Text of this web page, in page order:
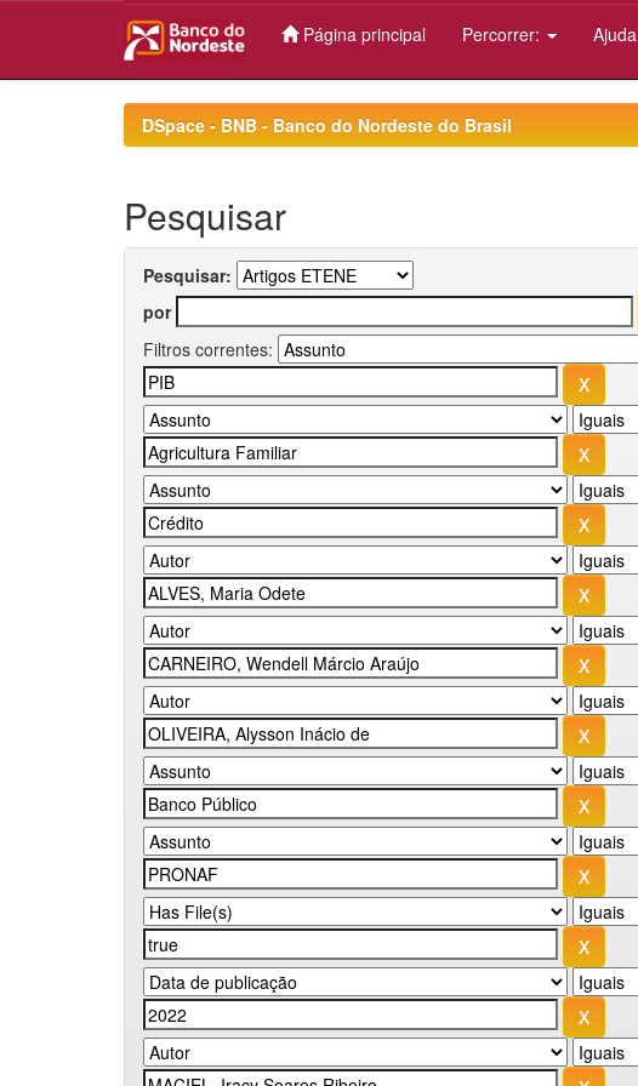
Página principal Percorrer: Ajuda
DSpace - BNB - Banco do Nordeste do Brasil
Pesquisar
Pesquisar:
por
Filtros correntes: